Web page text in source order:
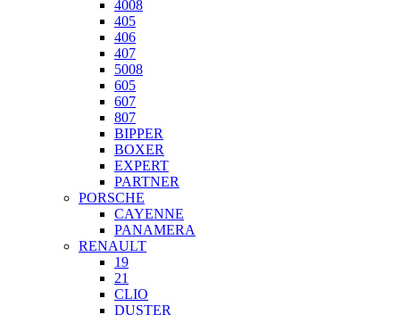
4008
405
406
407
5008
605
607
807
BIPPER
BOXER
EXPERT
PARTNER
PORSCHE
CAYENNE
PANAMERA
RENAULT
19
21
CLIO
DUSTER